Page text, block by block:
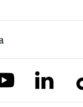
link to youtubelink to